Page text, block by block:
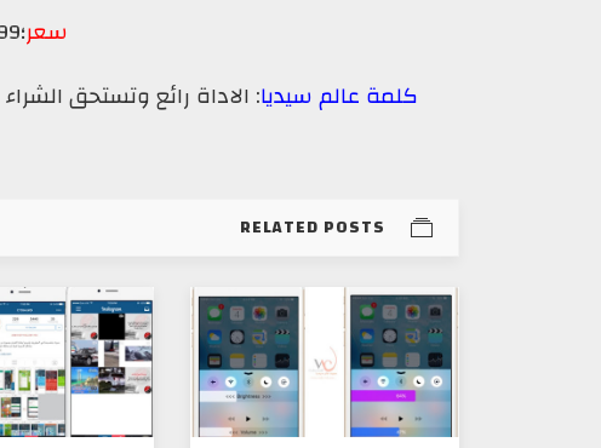
سعر؛1.99$
كلمة عالم سيديا: الاداة رائع وتستحق
RELATED POSTS